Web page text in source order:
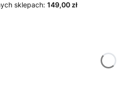
sklepach: 149,00 zł